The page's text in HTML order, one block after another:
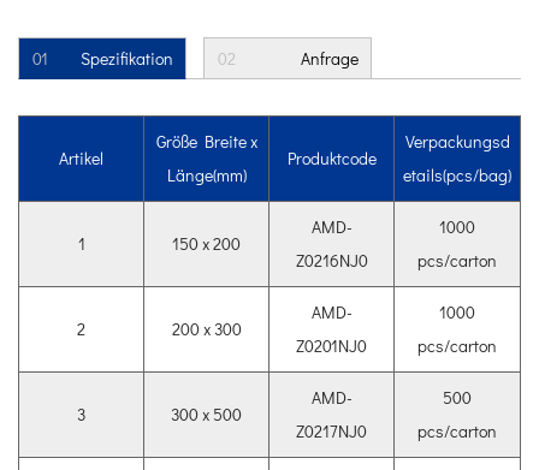
01 Spezifikation 02 Anfrage
Artikel
Größe Breite x
Länge(mm)
Produktcode
Verpackungsd
etails(pcs/bag)
1 150 x 200
AMD-
Z0216NJ0
1000
pcs/carton
2 200 x 300
AMD-
Z0201NJ0
1000
pcs/carton
3 300 x 500
AMD-
Z0217NJ0
500
pcs/carton